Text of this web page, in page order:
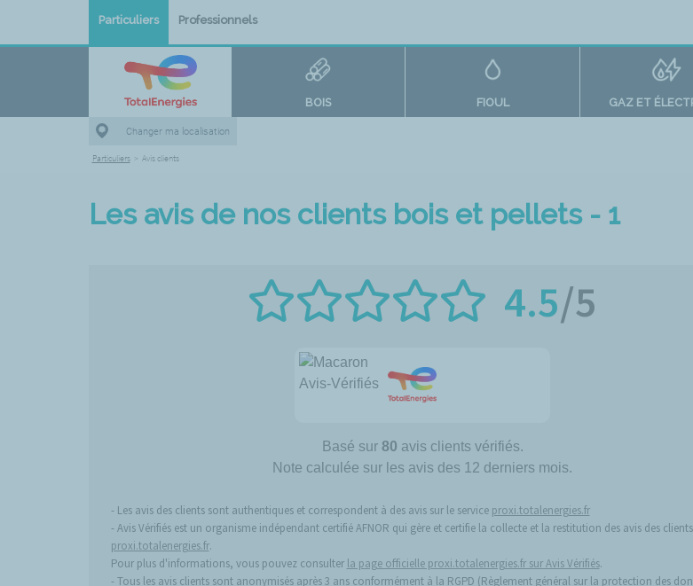
Particuliers Professionnels
BOIS FIOUL GAZ ET
Changer ma localisation
Particuliers > Avis clients
Les avis de nos clients bois et pellets - 1
4.5/5
Basé sur 80 avis clients vérifiés.
Note calculée sur les avis des 12 derniers mois.
Les avis des clients sont authentiques et correspondent à des avis sur le service proxi.totalenergies.fr
Avis Vérifiés est un organisme indépendant certifié AFNOR qui gère et certifie la collecte et la restitution des avis des
proxi.totalenergies.fr.
Pour plus d'informations, vous pouvez consulter la page officielle proxi.totalenergies.fr sur Avis Vérifiés.
Tous les avis clients sont anonymisés après 3 ans conformément à la RGPD (Règlement général sur la protection des